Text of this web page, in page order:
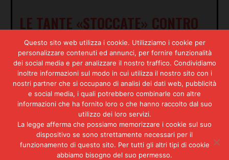
LE TANTE «STOCCATE» CONTRO
LA PISTA FAMILIARE
Questo sito web utilizza i cookie. Utilizziamo i cookie per
personalizzare contenuti ed annunci, per fornire funzionalità
dei social media e per analizzare il nostro traffico. Condividiamo
inoltre informazioni sul modo in cui utilizza il nostro sito con i
nostri partner che si occupano di analisi dei dati web, pubblicità
e social media, i quali potrebbero combinarle con altre
informazioni che ha fornito loro o che hanno raccolto dal suo
utilizzo dei loro servizi.
La legge afferma che possiamo memorizzare i cookie sul suo
dispositivo se sono strettamente necessari per il
funzionamento di questo sito. Per tutti gli altri tipi di cookie
abbiamo bisogno del suo permesso.